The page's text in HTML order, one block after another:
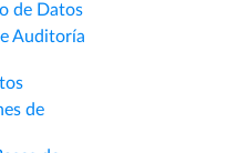
de Datos
Auditoría
de